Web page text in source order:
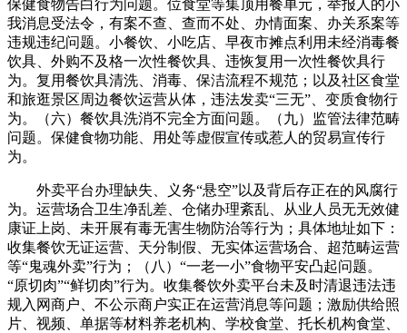
保健食物告白行为问题。位食堂等集顶用餐单元，举报人的小
我消息受法令，有案不查、查而不处、办情面案、办关系案等
违规违纪问题。小餐饮、小吃店、早夜市摊点利用未经消毒餐
饮具、外购不及格一次性餐饮具、违恢复用一次性餐饮具行
为。复用餐饮具清洗、消毒、保洁流程不规范；以及社区食堂
和旅逛景区周边餐饮运营从体，违法发卖“三无”、变质食物行
为。（六）餐饮具洗消不完全方面问题。（九）监管法律范畴
问题。保健食物功能、用处等虚假宣传或惹人的贸易宣传行
为。
外卖平台办理缺失、义务“悬空”以及背后存正在的风腐行
为。运营场合卫生净乱差、仓储办理紊乱、从业人员无无效健
康证上岗、未开展有毒无害生物防治等行为；具体地址如下：
收集餐饮无证运营、天分制假、无实体运营场合、超范畴运营
等“鬼魂外卖”行为；（八）“一老一小”食物平安凸起问题。
“原切肉”“鲜切肉”行为。收集餐饮外卖平台未及时清退违法违
规入网商户、不公示商户实正在运营消息等问题；激励供给照
片、视频、单据等材料养老机构、学校食堂、托长机构食堂、